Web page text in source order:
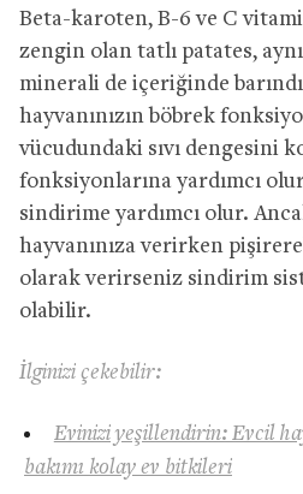
Beta-karoten, B-6 ve C
zengin olan tatlı patates,
minerali de içeriğinde
hayvanınızın böbrek
vücudundaki sıvı dengesini
fonksiyonlarına yardımcı
sindirime yardımcı olur.
hayvanınıza verirken
olarak verirseniz sindirim
olabilir.
İlginizi çekebilir:
Evinizi yeşillendirin: Evcil
bakımı kolay ev bitkileri